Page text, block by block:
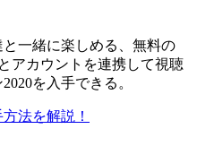
一緒に楽しめる、無料の
アカウントを連携して視聴
を入手できる。
法を解説！